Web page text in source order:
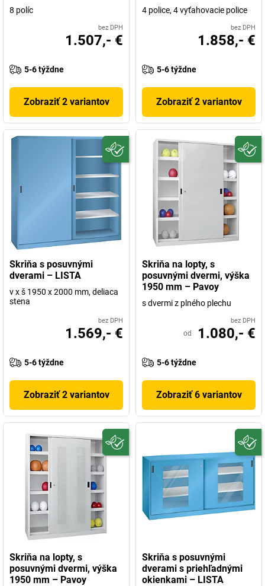
8 políc
bez DPH
1.507,- €
5-6 týždne
Zobraziť 2 variantov
4 police, 4 vyťahovacie police
bez DPH
1.858,- €
5-6 týždne
Zobraziť 2 variantov
Skriňa s posuvnými
dverami – LISTA
v x š 1950 x 2000 mm, deliaca
stena
bez DPH
1.569,- €
5-6 týždne
Zobraziť 2 variantov
Skriňa na lopty, s
posuvnými dvermi, výška
1950 mm – Pavoy
s dvermi z plného plechu
bez DPH
od 1.080,- €
5-6 týždne
Zobraziť 6 variantov
Skriňa na lopty, s
posuvnými dvermi, výška
1950 mm – Pavoy
Skriňa s posuvnými
dverami s priehľadnými
okienkami – LISTA